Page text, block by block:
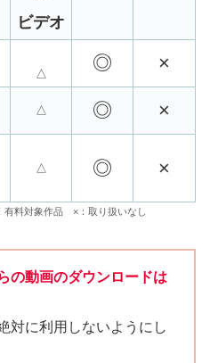
ビデオ
△ ◎ ×
△ ◎ ×
△ ◎ ×
料対象作品 ×：取り扱いなし
の動画のダウンロードは
対に利用しないようにし